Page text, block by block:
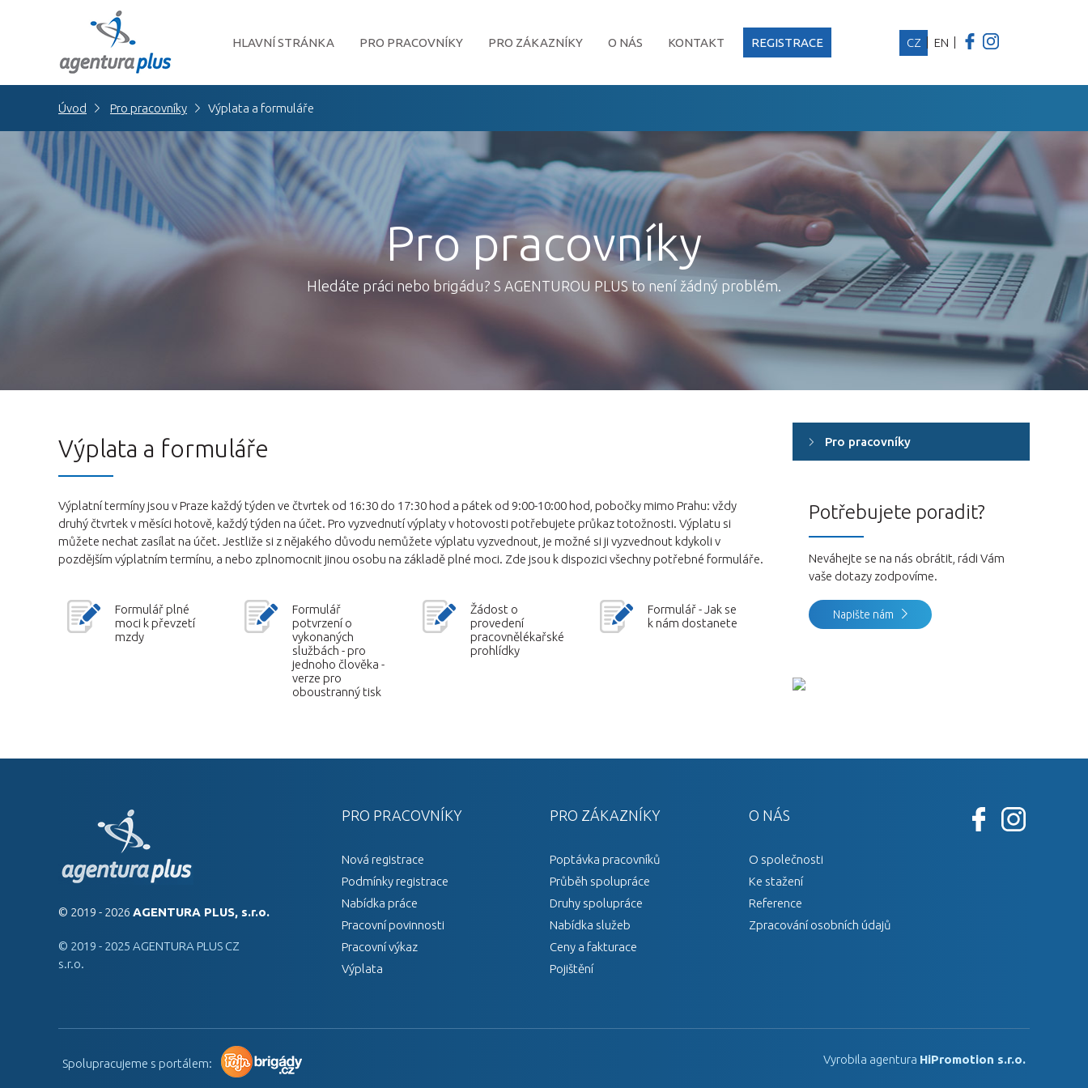
HLAVNÍ STRÁNKA PRO PRACOVNÍKY PRO ZÁKAZNÍKY O NÁS KONTAKT REGISTRACE CZ EN
Úvod Pro pracovníky Výplata a formuláře
Pro pracovníky
Hledáte práci nebo brigádu? S AGENTUROU PLUS to není žádný problém.
Výplata a formuláře
Výplatní termíny jsou v Praze každý týden ve čtvrtek od 16:30 do 17:30 hod a pátek od 9:00-10:00 hod, pobočky mimo Prahu: vždy
druhý čtvrtek v měsíci hotově, každý týden na účet. Pro vyzvednutí výplaty v hotovosti potřebujete průkaz totožnosti. Výplatu si
můžete nechat zasílat na účet. Jestliže si z nějakého důvodu nemůžete výplatu vyzvednout, je možné si ji vyzvednout kdykoli v
pozdějším výplatním termínu, a nebo zplnomocnit jinou osobu na základě plné moci. Zde jsou k dispozici všechny potřebné formuláře.
Formulář plné
moci k převzetí
mzdy
Formulář
potvrzení o
vykonaných
službách - pro
jednoho člověka -
verze pro
oboustranný tisk
Žádost o
provedení
pracovnělékařské
prohlídky
Formulář - Jak se
k nám dostanete
Pro pracovníky
Potřebujete poradit?
Neváhejte se na nás obrátit, rádi Vám
vaše dotazy zodpovíme.
Napište nám
© 2019 - 2026 AGENTURA PLUS, s.r.o.
© 2019 - 2025 AGENTURA PLUS CZ
s.r.o.
PRO PRACOVNÍKY
Nová registrace
Podmínky registrace
Nabídka práce
Pracovní povinnosti
Pracovní výkaz
Výplata
PRO ZÁKAZNÍKY
Poptávka pracovníků
Průběh spolupráce
Druhy spolupráce
Nabídka služeb
Ceny a fakturace
Pojištění
O NÁS
O společnosti
Ke stažení
Reference
Zpracování osobních údajů
Spolupracujeme s portálem: Vyrobila agentura HiPromotion s.r.o.